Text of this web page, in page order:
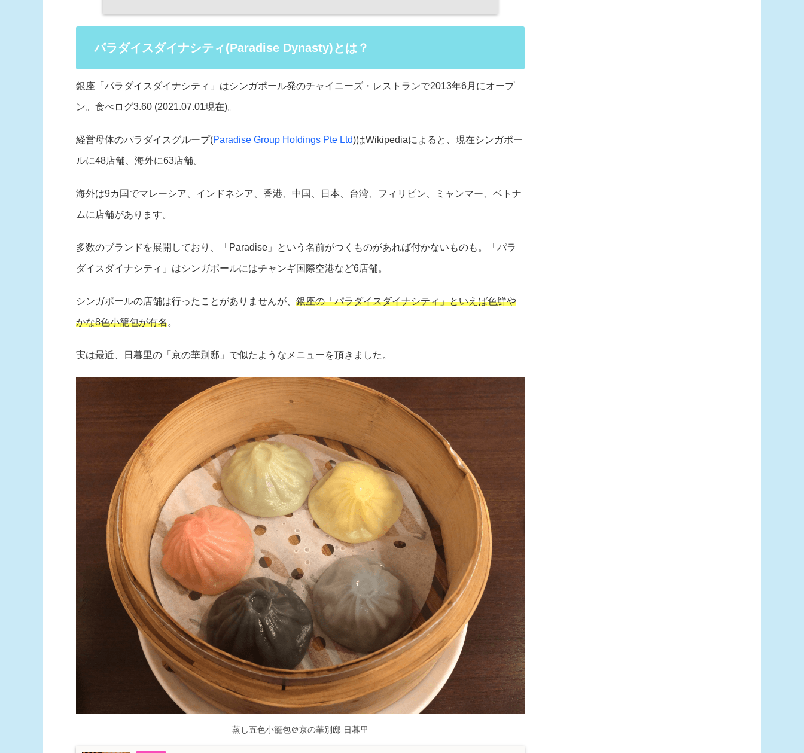
パラダイスダイナシティ(Paradise Dynasty)とは？
銀座「パラダイスダイナシティ」はシンガポール発のチャイニーズ・レストランで2013年6月にオープ
ン。食べログ3.60 (2021.07.01現在)。
経営母体のパラダイスグループ(Paradise Group Holdings Pte Ltd)はWikipediaによると、現在シンガポー
ルに48店舗、海外に63店舗。
海外は9カ国でマレーシア、インドネシア、香港、中国、日本、台湾、フィリピン、ミャンマー、ベトナ
ムに店舗があります。
多数のブランドを展開しており、「Paradise」という名前がつくものがあれば付かないものも。「パラ
ダイスダイナシティ」はシンガポールにはチャンギ国際空港など6店舗。
シンガポールの店舗は行ったことがありませんが、 銀座の「パラダイスダイナシティ」といえば色鮮や
かな8色小籠包が有名。
実は最近、日暮里の「京の華別邸」で似たようなメニューを頂きました。
蒸し五色小籠包＠京の華別邸 日暮里